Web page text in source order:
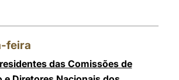
feira
das Comissões de